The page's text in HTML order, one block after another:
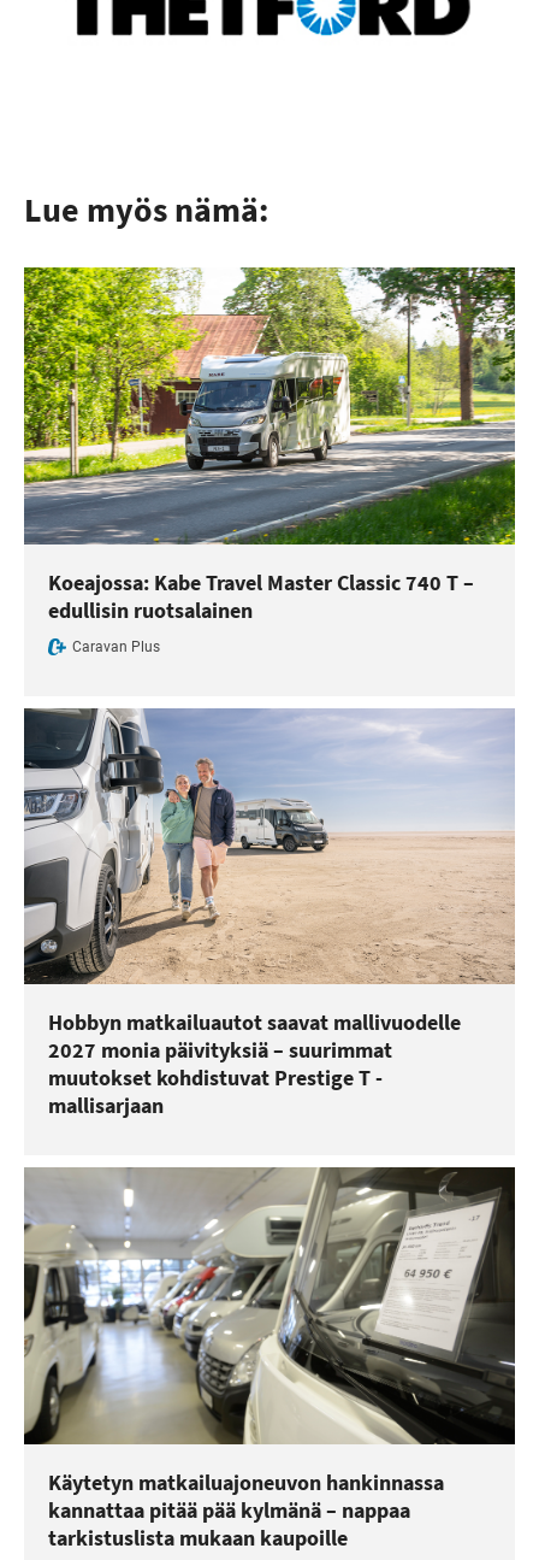
Lue myös nämä:
Koeajossa: Kabe Travel Master Classic 740 T –
edullisin ruotsalainen
Caravan Plus
Hobbyn matkailuautot saavat mallivuodelle
2027 monia päivityksiä – suurimmat
muutokset kohdistuvat Prestige T -
mallisarjaan
Käytetyn matkailuajoneuvon hankinnassa
kannattaa pitää pää kylmänä – nappaa
tarkistuslista mukaan kaupoille